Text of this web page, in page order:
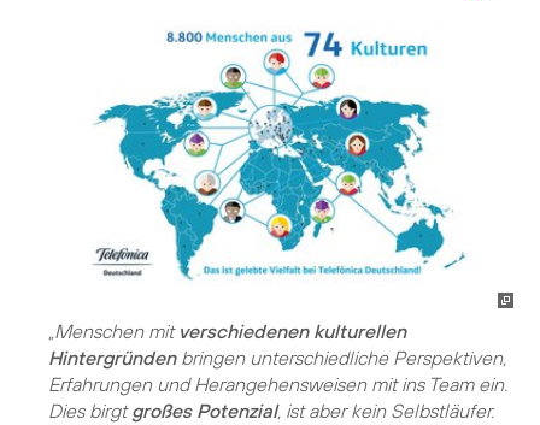
„Menschen mit verschiedenen kulturellen
Hintergründenbringen unterschiedliche Perspektiven,
Erfahrungen und Herangehensweisen mit ins Team ein.
Dies birgtgroßes Potenzial, ist aber kein Selbstläufer.